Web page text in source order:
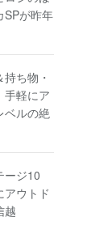
SPが昨年
ち物・
手軽にア
ベルの絶
ージ10
アウトド
越